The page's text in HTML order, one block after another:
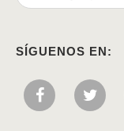
SÍGUENOS EN: